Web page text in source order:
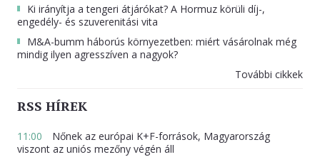
Ki irányítja a tengeri átjárókat? A Hormuz körüli díj-,
engedély- és szuverenitási vita
M&A-bumm háborús környezetben: miért vásárolnak még
mindig ilyen agresszíven a nagyok?
További cikkek
RSS HÍREK
11:00
Nőnek az európai K+F-források, Magyarország
viszont az uniós mezőny végén áll